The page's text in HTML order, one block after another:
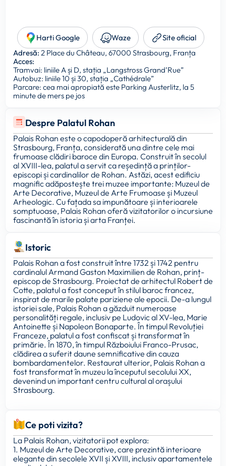
Despre Palatul Rohan
Palais Rohan este o capodoperă arhitecturală din
Strasbourg, Franța, considerată una dintre cele mai
frumoase clădiri baroce din Europa. Construit în secolul
al XVIII-lea, palatul a servit ca reședință a prinților-
episcopi și cardinalilor de Rohan. Astăzi, acest edificiu
magnific adăpostește trei muzee importante: Muzeul de
Arte Decorative, Muzeul de Arte Frumoase și Muzeul
Arheologic. Cu fațada sa impunătoare și interioarele
somptuoase, Palais Rohan oferă vizitatorilor o incursiune
fascinantă în istoria și arta Franței.
Istoric
Palais Rohan a fost construit între 1732 și 1742 pentru
cardinalul Armand Gaston Maximilien de Rohan, prinț-
episcop de Strasbourg. Proiectat de arhitectul Robert de
Cotte, palatul a fost conceput în stilul baroc francez,
inspirat de marile palate pariziene ale epocii. De-a lungul
istoriei sale, Palais Rohan a găzduit numeroase
personalități regale, inclusiv pe Ludovic al XV-lea, Marie
Antoinette și Napoleon Bonaparte. În timpul Revoluției
Franceze, palatul a fost confiscat și transformat în
primărie. În 1870, în timpul Războiului Franco-Prusac,
clădirea a suferit daune semnificative din cauza
bombardamentelor. Restaurat ulterior, Palais Rohan a
fost transformat în muzeu la începutul secolului XX,
devenind un important centru cultural al orașului
Strasbourg.
Ce poti vizita?
La Palais Rohan, vizitatorii pot explora:
1. Muzeul de Arte Decorative, care prezintă interioare
elegante din secolele XVII și XVIII, inclusiv apartamentele
Harti Google Waze
Site oficial
Adresă: 2 Place du Château, 67000 Strasbourg, Franța
Acces:
Tramvai: liniile A și D, stația „Langstross Grand’Rue”
Autobuz: liniile 10 și 30, stația „Cathédrale”
Parcare: cea mai apropiată este Parking Austerlitz, la 5
minute de mers pe jos